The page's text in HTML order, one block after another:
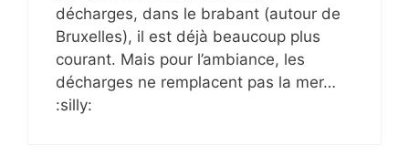
décharges, dans le brabant (autour de
Bruxelles), il est déjà beaucoup plus
courant. Mais pour l’ambiance, les
décharges ne remplacent pas la mer…
:silly: